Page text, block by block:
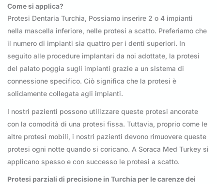
Come si applica?
Protesi Dentaria Turchia, Possiamo inserire 2 o 4 impianti
nella mascella inferiore, nelle protesi a scatto. Preferiamo che
il numero di impianti sia quattro per i denti superiori. In
seguito alle procedure implantari da noi adottate, la protesi
del palato poggia sugli impianti grazie a un sistema di
connessione specifico. Ciò significa che la protesi è
solidamente collegata agli impianti.
I nostri pazienti possono utilizzare queste protesi ancorate
con la comodità di una protesi fissa. Tuttavia, proprio come le
altre protesi mobili, i nostri pazienti devono rimuovere queste
protesi ogni notte quando si coricano. A Soraca Med Turkey si
applicano spesso e con successo le protesi a scatto.
Protesi parziali di precisione in Turchia per le carenze dei